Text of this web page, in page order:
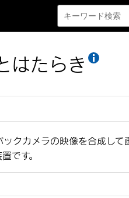
はたらき
クカメラの映像を合成して
です。